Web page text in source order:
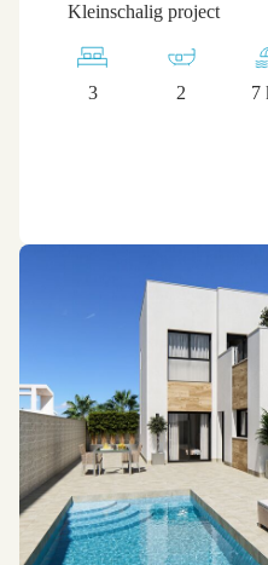
Kleinschalig project
3 2 7